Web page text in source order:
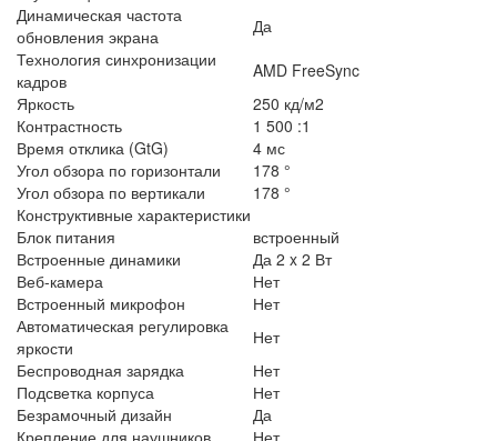
Динамическая частота
обновления экрана
Да
Технология синхронизации
кадров
AMD FreeSync
Яркость
250 кд/м2
Контрастность
1 500 :1
Время отклика (GtG)
4 мс
Угол обзора по горизонтали
178 °
Угол обзора по вертикали
178 °
Конструктивные характеристики
Блок питания
встроенный
Встроенные динамики
Да 2 x 2 Вт
Веб-камера
Нет
Встроенный микрофон
Нет
Автоматическая регулировка
яркости
Нет
Беспроводная зарядка
Нет
Подсветка корпуса
Нет
Безрамочный дизайн
Да
Крепление для наушников
Нет